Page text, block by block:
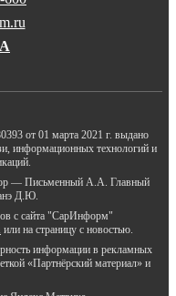
от 01 марта 2021 г. выдано
информационных технологий и
— Письменный А.А. Главный
Д.Ю.
с сайта "СарИнформ"
или на страницу с новостью.
информации в рекламных
«Партнёрский материал» и